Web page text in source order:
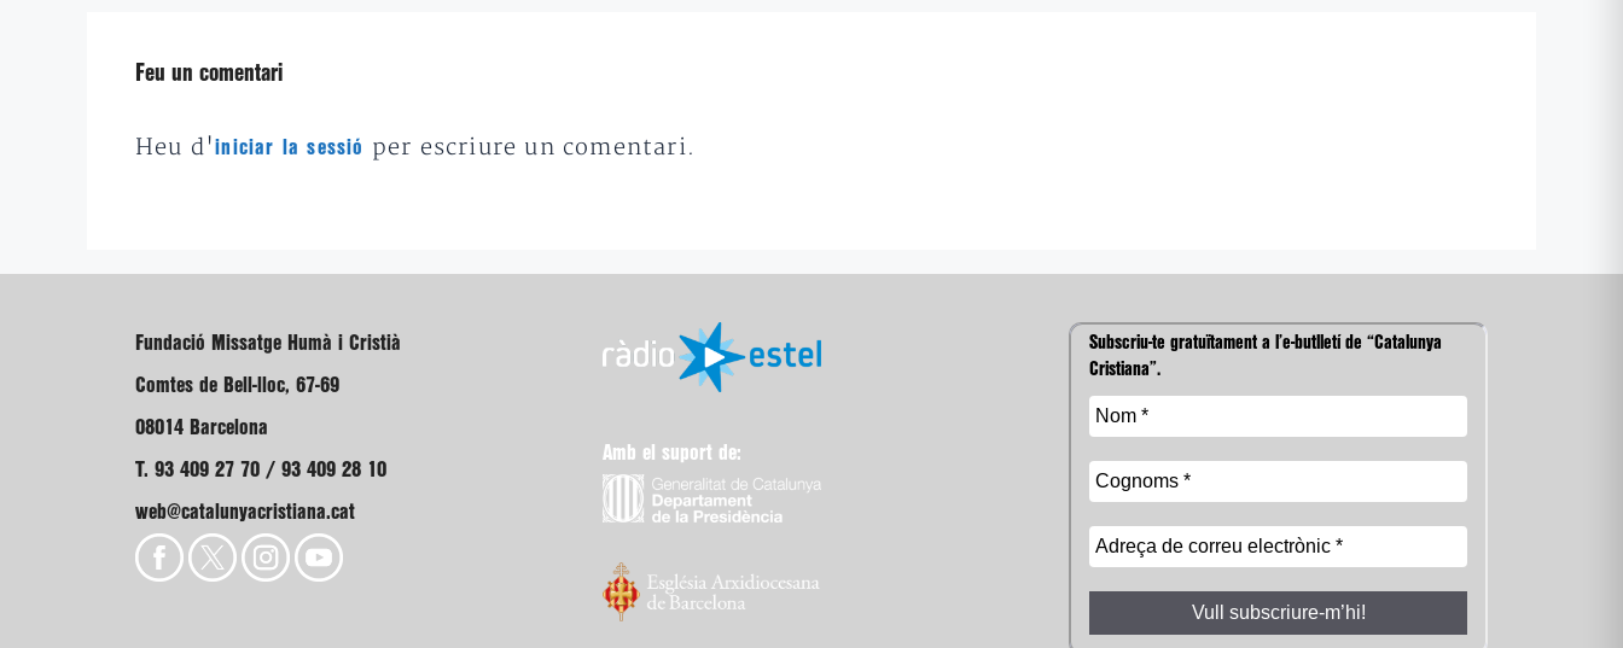
Feu un comentari
Heu d'iniciar la sessió per escriure un comentari.
Fundació Missatge Humà i Cristià
Comtes de Bell-lloc, 67-69
08014 Barcelona
T. 93 409 27 70 / 93 409 28 10
web@catalunyacristiana.cat
Amb el suport de:
Subscriu-te gratuïtament a l’e-butlletí de “Catalunya
Cristiana”.